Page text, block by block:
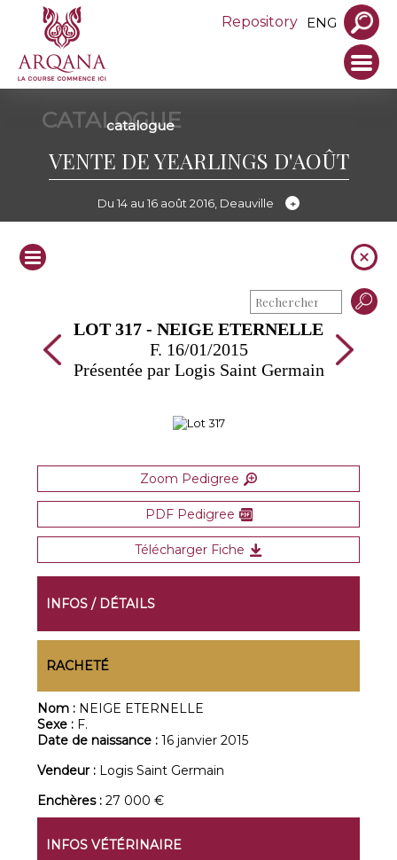
Repository ENG
CATALOGUE
catalogue
VENTE DE YEARLINGS D'AOÛT
Du 14 au 16 août 2016, Deauville
LOT 317 - NEIGE ETERNELLE
F. 16/01/2015
Présentée par Logis Saint Germain
Zoom Pedigree
PDF Pedigree
Télécharger Fiche
INFOS / DÉTAILS
RACHETÉ
Nom : NEIGE ETERNELLE
Sexe : F.
Date de naissance :16 janvier 2015
Vendeur : Logis Saint Germain
Enchères :27 000 €
INFOS VÉTÉRINAIRE